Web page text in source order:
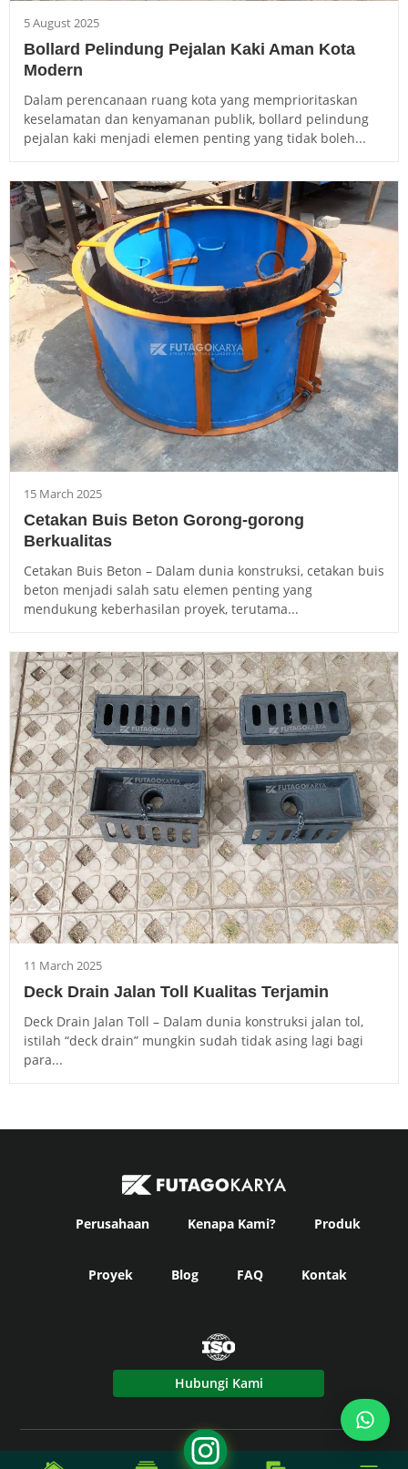
5 August 2025
Bollard Pelindung Pejalan Kaki Aman Kota
Modern
Dalam perencanaan ruang kota yang memprioritaskan
keselamatan dan kenyamanan publik, bollard pelindung
pejalan kaki menjadi elemen penting yang tidak boleh...
15 March 2025
Cetakan Buis Beton Gorong-gorong
Berkualitas
Cetakan Buis Beton – Dalam dunia konstruksi, cetakan buis
beton menjadi salah satu elemen penting yang
mendukung keberhasilan proyek, terutama...
11 March 2025
Deck Drain Jalan Toll Kualitas Terjamin
Deck Drain Jalan Toll – Dalam dunia konstruksi jalan tol,
istilah “deck drain” mungkin sudah tidak asing lagi bagi
para...
Perusahaan Kenapa Kami? Produk
Proyek Blog FAQ Kontak
Hubungi Kami
© Copyright Futago Karya2024. All Rights Reserved -